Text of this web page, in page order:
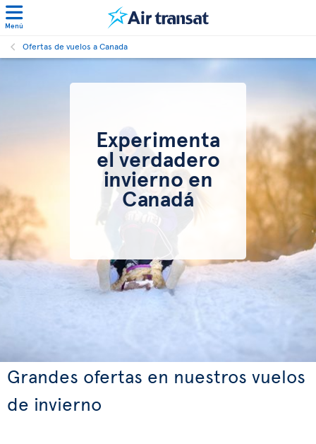
Menú
Ofertas de vuelos a Canada
Experimenta
el verdadero
invierno en
Canadá
Grandes ofertas en nuestros vuelos
de invierno